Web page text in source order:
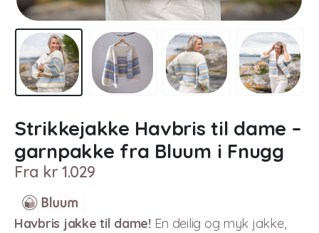
Strikkejakke Havbris til dame –
garnpakke fra Bluum i Fnugg
Fra kr 1.029
Havbris jakke til dame! En deilig og myk jakke,